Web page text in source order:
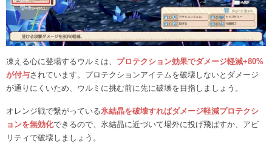
凍える心に登場するウルミは、 プロテクション効果でダメージ軽減+80%
が付与されています。プロテクションアイテムを破壊しないとダメージ
が通りにくいため、ウルミに挑む前に先に破壊を目指しましょう。
オレンジ戦で繋がっている氷結晶を破壊すればダメージ軽減プロテクシ
ョンを無効化できるので、氷結晶に近づいて場外に投げ飛ばすか、アビ
リティで破壊しましょう。